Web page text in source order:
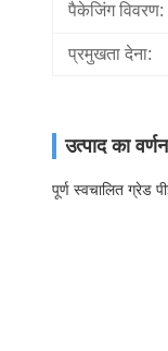
पैकेजिंग विवरण:
प्रमुखता देना:
उत्पाद का वर्णन
पूर्ण स्वचालित ग्रेड